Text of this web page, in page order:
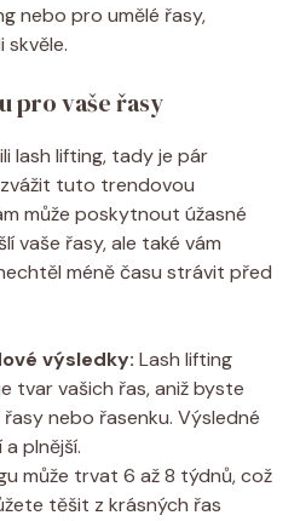
nebo pro umělé řasy,
skvěle.
pro vaše řasy
lash lifting, tady je pár
tuto trendovou
může poskytnout úžasné
vaše řasy, ale také vám
méně času strávit před
výsledky: Lash lifting
tvar vašich řas, aniž byste
nebo řasenku. Výsledné
plnější.
může trvat 6 až 8 týdnů, což
těšit z krásných řas